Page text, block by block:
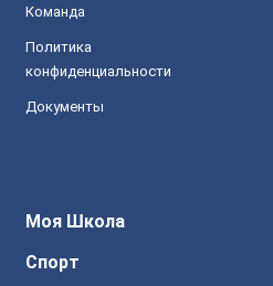
Команда
Политика
конфиденциальности
Документы
Моя Школа
Спорт